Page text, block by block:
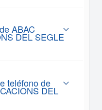
ABAC
DEL SEGLE
teléfono de
DEL